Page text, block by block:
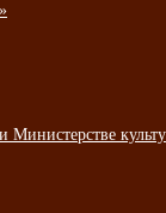
Министерстве